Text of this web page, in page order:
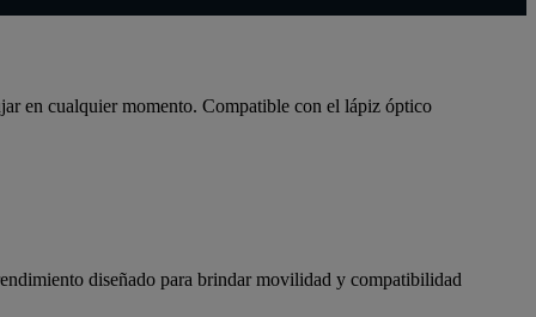
en cualquier momento. Compatible con el lápiz óptico
diseñado para brindar movilidad y compatibilidad